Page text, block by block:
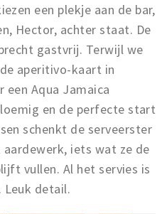
een plekje aan de bar,
Hector, achter staat. De
gastvrij. Terwijl we
aperitivo-kaart in
een Aqua Jamaica
en de perfecte start
schenkt de serveerster
iets wat ze de
vullen. Al het servies is
Leuk detail.